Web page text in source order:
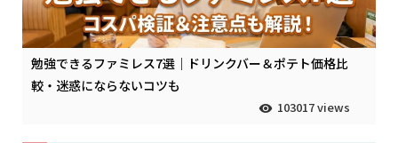
勉強できるファミレス7選｜ドリンクバー＆ポテト価格比
較・迷惑にならないコツも
103017 views